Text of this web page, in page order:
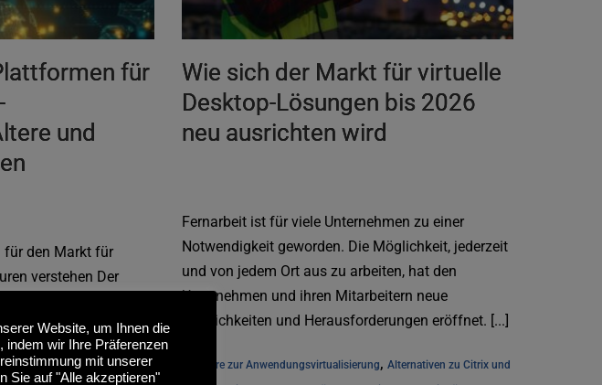
für
und
den Markt für
verstehen Der
als viele
in der
die Diskussionen
Wie sich der Markt für virtuelle
Desktop-Lösungen bis 2026
neu ausrichten wird
Fernarbeit ist für viele Unternehmen zu einer
Notwendigkeit geworden. Die Möglichkeit, jederzeit
und von jedem Ort aus zu arbeiten, hat den
Unternehmen und ihren Mitarbeitern neue
Möglichkeiten und Herausforderungen eröffnet. [...]
Software zur Anwendungsvirtualisierung, Alternativen zu Citrix und
Website, um Ihnen die
indem wir Ihre Präferenzen
mit unserer
Sie auf "Alle akzeptieren"